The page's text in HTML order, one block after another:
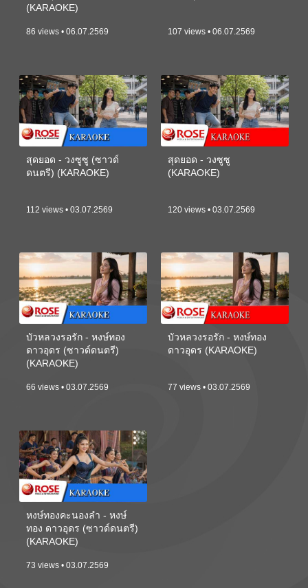
(KARAOKE)
86 views • 06.07.2569 107 views • 06.07.2569
สุดยอด - วงซูซู (ซาวด์
ดนตรี) (KARAOKE)
112 views • 03.07.2569
สุดยอด - วงซูซู
(KARAOKE)
120 views • 03.07.2569
บัวหลวงรอรัก - หงษ์ทอง
ดาวอุดร (ซาวด์ดนตรี)
(KARAOKE)
66 views • 03.07.2569
บัวหลวงรอรัก - หงษ์ทอง
ดาวอุดร (KARAOKE)
77 views • 03.07.2569
หงษ์ทองคะนองลำ - หงษ์
ทอง ดาวอุดร (ซาวด์ดนตรี)
(KARAOKE)
73 views • 03.07.2569